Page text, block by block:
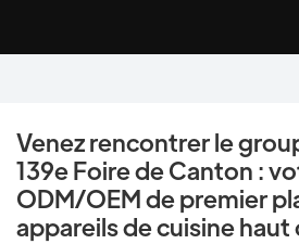
Venez rencontrer le
139e Foire de Canton :
ODM/OEM de premier
appareils de cuisine haut